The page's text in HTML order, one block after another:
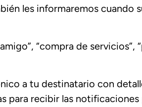
les informaremos cuando
“compra de servicios”,
a tu destinatario con
para recibir las notificaciones